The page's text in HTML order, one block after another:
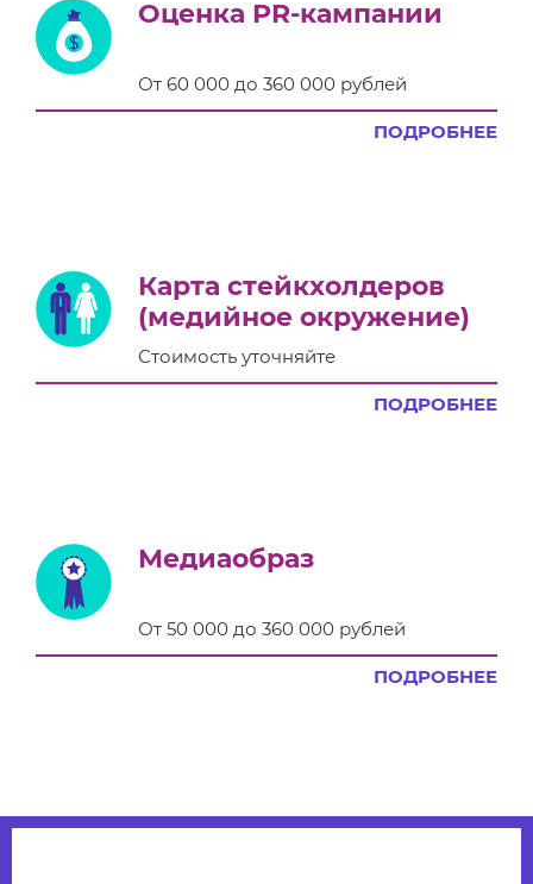
Оценка PR-кампании
От 60 000 до 360 000 рублей
ПОДРОБНЕЕ
Карта стейкхолдеров
(медийное окружение)
Стоимость уточняйте
ПОДРОБНЕЕ
Медиаобраз
От 50 000 до 360 000 рублей
ПОДРОБНЕЕ